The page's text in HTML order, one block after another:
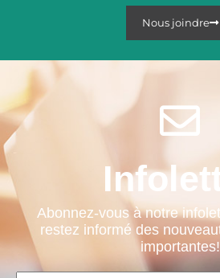
Nous joindre
Abonnez-vous à notre
restez informé des
importantes!